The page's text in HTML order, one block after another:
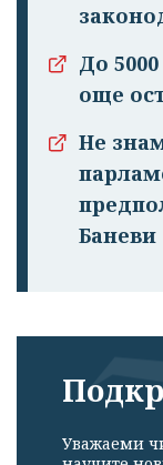
До
още
Не
Баневи
Уважаеми